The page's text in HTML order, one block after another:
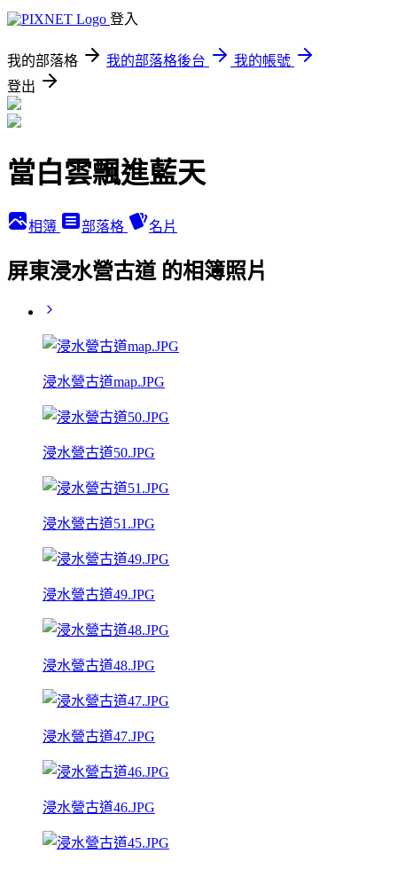
登入
我的部落格 我的部落格後台
我的帳號
登出
當白雲飄進藍天
相簿 部落格 名片
屏東浸水營古道 的相簿照片
浸水營古道map.JPG
浸水營古道50.JPG
浸水營古道51.JPG
浸水營古道49.JPG
浸水營古道48.JPG
浸水營古道47.JPG
浸水營古道46.JPG